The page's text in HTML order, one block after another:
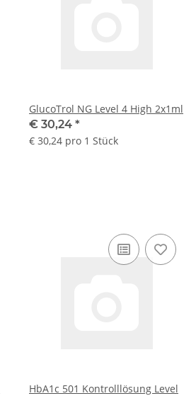
GlucoTrol NG Level 4 High 2x1ml
€ 30,24 *
€ 30,24 pro 1 Stück
HbA1c 501 Kontrolllösung Level